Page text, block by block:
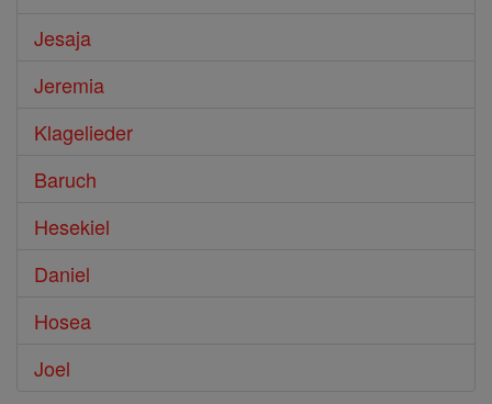
Jesaja
Jeremia
Klagelieder
Baruch
Hesekiel
Daniel
Hosea
Joel